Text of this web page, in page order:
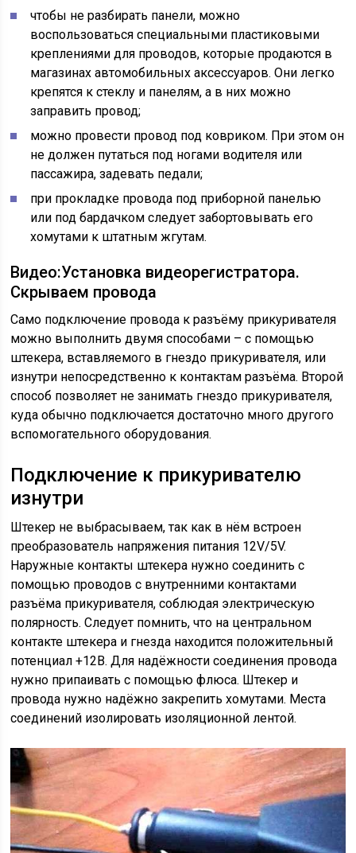
чтобы не разбирать панели, можно
воспользоваться специальными пластиковыми
креплениями для проводов, которые продаются в
магазинах автомобильных аксессуаров. Они легко
крепятся к стеклу и панелям, а в них можно
заправить провод;
можно провести провод под ковриком. При этом он
не должен путаться под ногами водителя или
пассажира, задевать педали;
при прокладке провода под приборной панелью
или под бардачком следует забортовывать его
хомутами к штатным жгутам.
Видео:Установка видеорегистратора.
Скрываем провода
Само подключение провода к разъёму прикуривателя
можно выполнить двумя способами – с помощью
штекера, вставляемого в гнездо прикуривателя, или
изнутри непосредственно к контактам разъёма. Второй
способ позволяет не занимать гнездо прикуривателя,
куда обычно подключается достаточно много другого
вспомогательного оборудования.
Подключение к прикуривателю
изнутри
Штекер не выбрасываем, так как в нём встроен
преобразователь напряжения питания 12V/5V.
Наружные контакты штекера нужно соединить с
помощью проводов с внутренними контактами
разъёма прикуривателя, соблюдая электрическую
полярность. Следует помнить, что на центральном
контакте штекера и гнезда находится положительный
потенциал +12В. Для надёжности соединения провода
нужно припаивать с помощью флюса. Штекер и
провода нужно надёжно закрепить хомутами. Места
соединений изолировать изоляционной лентой.